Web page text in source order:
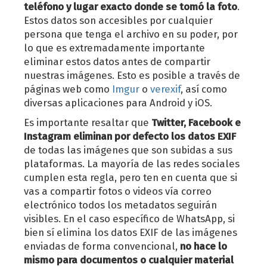
teléfono y lugar exacto donde se tomó la foto.
Estos datos son accesibles por cualquier
persona que tenga el archivo en su poder, por
lo que es extremadamente importante
eliminar estos datos antes de compartir
nuestras imágenes. Esto es posible a través de
páginas web como Imgur o verexif, así como
diversas aplicaciones para Android y iOS.
Es importante resaltar que Twitter, Facebook e
Instagram eliminan por defecto los datos EXIF
de todas las imágenes que son subidas a sus
plataformas. La mayoría de las redes sociales
cumplen esta regla, pero ten en cuenta que si
vas a compartir fotos o videos vía correo
electrónico todos los metadatos seguirán
visibles. En el caso específico de WhatsApp, si
bien sí elimina los datos EXIF de las imágenes
enviadas de forma convencional, no hace lo
mismo para documentos o cualquier material